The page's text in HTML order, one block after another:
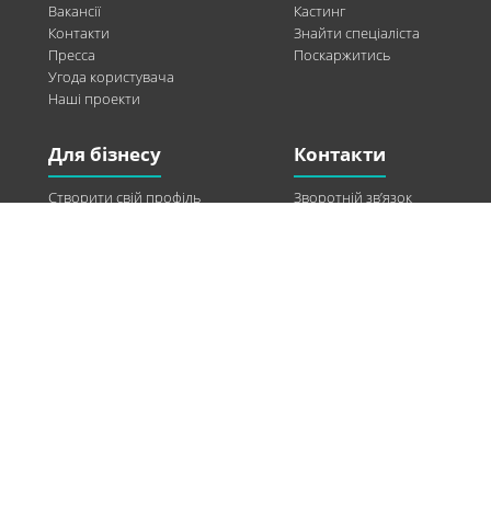
Вакансії
Контакти
Пресса
Угода користувача
Наші проекти
Кастинг
Знайти спеціаліста
Поскаржитись
Для бізнесу
Створити свій профіль
Контакти
Зворотній зв’язок